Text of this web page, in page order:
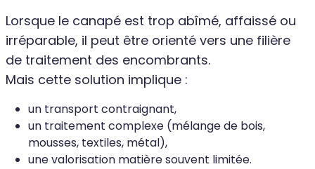
Lorsque le canapé est trop abîmé, affaissé ou
irréparable, il peut être orienté vers une filière
de traitement des encombrants.
Mais cette solution implique :
un transport contraignant,
un traitement complexe (mélange de bois,
mousses, textiles, métal),
une valorisation matière souvent limitée.